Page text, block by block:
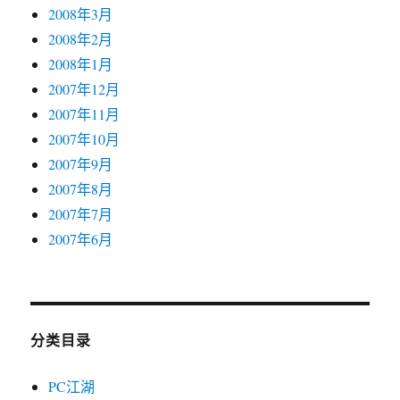
2008年3月
2008年2月
2008年1月
2007年12月
2007年11月
2007年10月
2007年9月
2007年8月
2007年7月
2007年6月
分类目录
PC江湖